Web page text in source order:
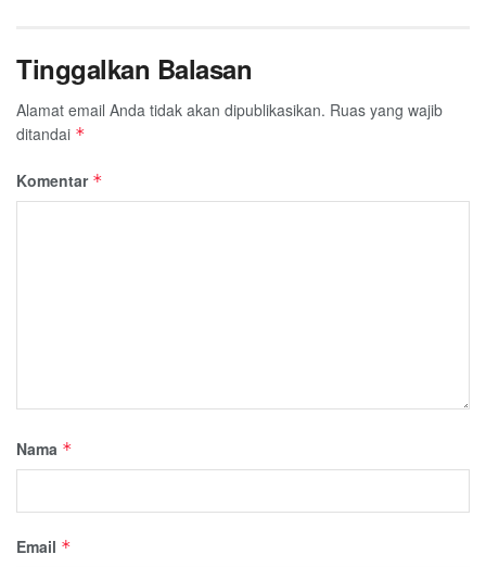
Tinggalkan Balasan
Alamat email Anda tidak akan dipublikasikan. Ruas yang wajib
ditandai *
Komentar *
Nama *
Email *